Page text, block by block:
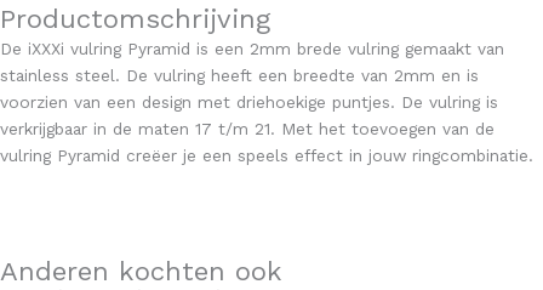
Productomschrijving
De iXXXi vulring Pyramid is een 2mm brede vulring gemaakt van
stainless steel. De vulring heeft een breedte van 2mm en is
voorzien van een design met driehoekige puntjes. De vulring is
verkrijgbaar in de maten 17 t/m 21. Met het toevoegen van de
vulring Pyramid creëer je een speels effect in jouw ringcombinatie.
Anderen kochten ook